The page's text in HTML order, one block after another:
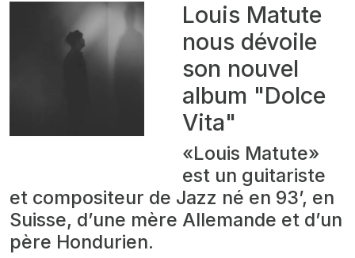
Louis Matute
nous dévoile
son nouvel
album "Dolce
Vita"
«Louis Matute»
est un guitariste
et compositeur de Jazz né en 93’, en
Suisse, d’une mère Allemande et d’un
père Hondurien.